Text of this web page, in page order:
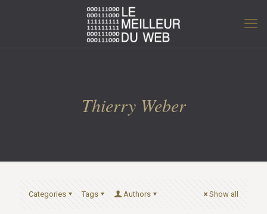
Thierry Weber
Categories Tags Authors Show all